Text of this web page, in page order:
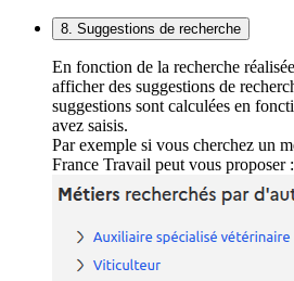
8. Suggestions de recherche
En fonction de la recherche
afficher des suggestions de
suggestions sont calculées en
avez saisis.
Par exemple si vous cherchez un
France Travail peut vous proposer :